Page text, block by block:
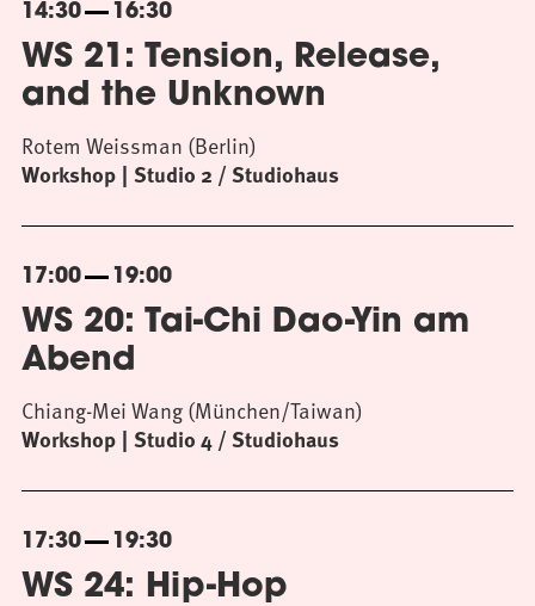
14:30 16:30
WS 21: Tension, Release,
and the Unknown
Workshop Studio 2 / Studiohaus
Rotem Weissman (Berlin)
17:00 19:00
WS 20: Tai-Chi Dao-Yin am
Abend
Workshop Studio 4 / Studiohaus
Chiang-Mei Wang (München/Taiwan)
17:30 19:30
WS 24: Hip-Hop